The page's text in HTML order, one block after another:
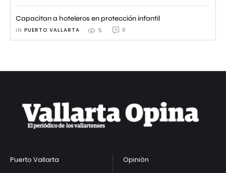
Capacitan a hoteleros en protección infantil
IN PUERTO VALLARTA 5 0
Puerto Vallarta
Opinión